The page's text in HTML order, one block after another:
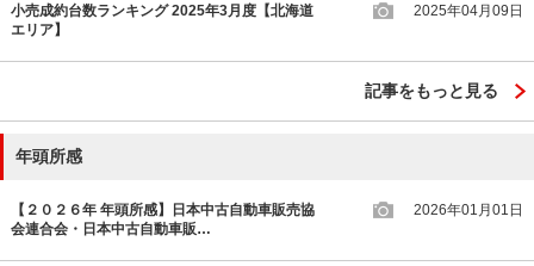
小売成約台数ランキング 2025年3月度【北海道
エリア】
2025年04月09日
記事をもっと見る
年頭所感
【２０２６年 年頭所感】日本中古自動車販売協
会連合会・日本中古自動車販…
2026年01月01日